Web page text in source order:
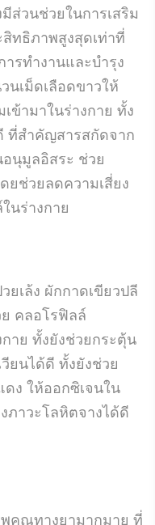
ส่วนช่วยในการเสริม
ทธิภาพสูงสุดเท่าที่
รทำงานและบำรุง
นเม็ดเลือดขาวให้
ข้ามาในร่างกาย ทั้ง
ที่สำคัญสารสกัดจาก
นุมูลอิสระ ช่วย
ยช่วยลดความเสี่ยง
นร่างกาย
ยเล้ง ผักกาดเขียวปลี
คลอโรฟิลล์
าย ทั้งยังช่วยกระตุ้น
ยนได้ดี ทั้งยังช่วย
ดง ให้ออกซิเจนใน
ภาวะโลหิตจางได้ดี
คุณทางยามากมาย ที่